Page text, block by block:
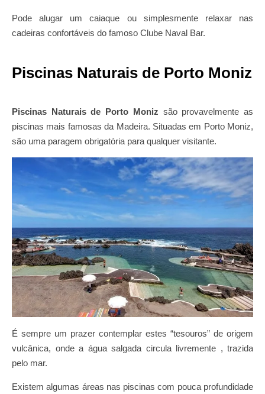
Pode alugar um caiaque ou simplesmente relaxar nas
cadeiras confortáveis do famoso Clube Naval Bar.
Piscinas Naturais de Porto Moniz
Piscinas Naturais de Porto Moniz são provavelmente as
piscinas mais famosas da Madeira. Situadas em Porto Moniz,
são uma paragem obrigatória para qualquer visitante.
É sempre um prazer contemplar estes “tesouros” de origem
vulcânica, onde a água salgada circula livremente , trazida
pelo mar.
Existem algumas áreas nas piscinas com pouca profundidade